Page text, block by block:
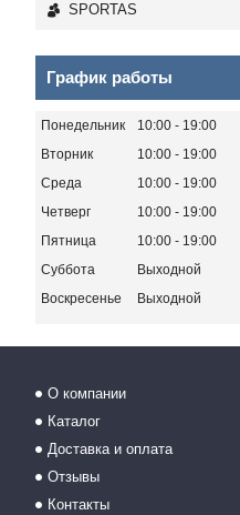
SPORTAS
График работы
Понедельник 10:00
19:00
Вторник
10:00
19:00
Среда
10:00
19:00
Четверг
10:00
19:00
Пятница
10:00
19:00
Суббота
Выходной
Воскресенье
Выходной
О компании
Каталог
Доставка и оплата
Отзывы
Контакты